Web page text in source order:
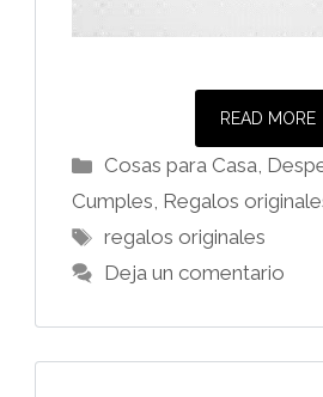
READ MORE
Categorías
Cosas para Casa,
Cumples, Regalos
Etiquetas
regalos originales
Deja un comentario